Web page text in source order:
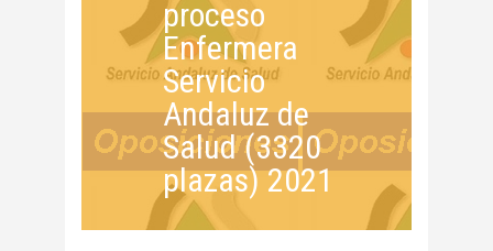
proceso
Enfermera
Servicio
Andaluz de
Salud (3320
plazas) 2021